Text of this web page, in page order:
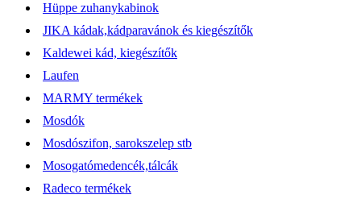
Hüppe zuhanykabinok
JIKA kádak,kádparavánok és kiegészítők
Kaldewei kád, kiegészítők
Laufen
MARMY termékek
Mosdók
Mosdószifon, sarokszelep stb
Mosogatómedencék,tálcák
Radeco termékek